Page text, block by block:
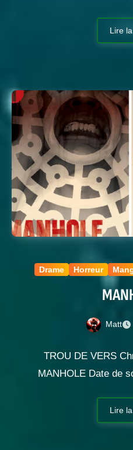
Lire
Drame Horreur
Matt
TROU DE VERS
MANHOLE Date de
Lire